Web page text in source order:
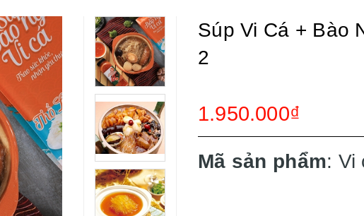
Súp Vi Cá + Bào
2
1.950.000₫
Mã sản phẩm: Vi